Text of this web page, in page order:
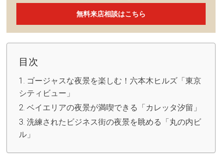
無料来店相談はこちら
目次
ゴージャスな夜景を楽しむ！六本木ヒルズ「東京
シティビュー」
ベイエリアの夜景が満喫できる「カレッタ汐留」
洗練されたビジネス街の夜景を眺める「丸の内ビ
ル」